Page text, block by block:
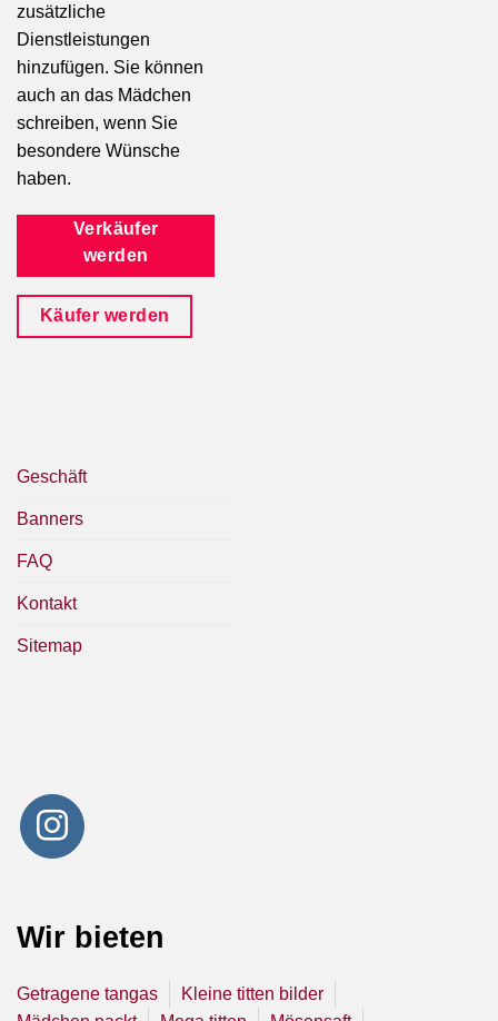
zusätzliche
Dienstleistungen
hinzufügen. Sie können
auch an das Mädchen
schreiben, wenn Sie
besondere Wünsche
haben.
Verkäufer
werden
Käufer werden
Geschäft
Banners
FAQ
Kontakt
Sitemap
Wir bieten
Getragene tangas
Kleine titten bilder